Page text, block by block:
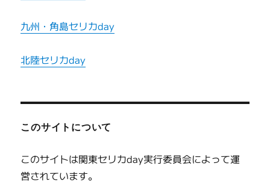
九州・角島セリカday
北陸セリカday
このサイトについて
このサイトは関東セリカday実行委員会によって運
営されています。